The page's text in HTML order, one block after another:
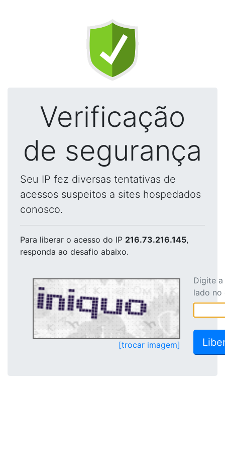
Verificação
de segurança
Seu IP fez diversas tentativas de
acessos suspeitos a sites hospedados
conosco.
Para liberar o acesso do IP 216.73.216.145,
responda ao desafio abaixo.
[trocar imagem]
Digite
lado no